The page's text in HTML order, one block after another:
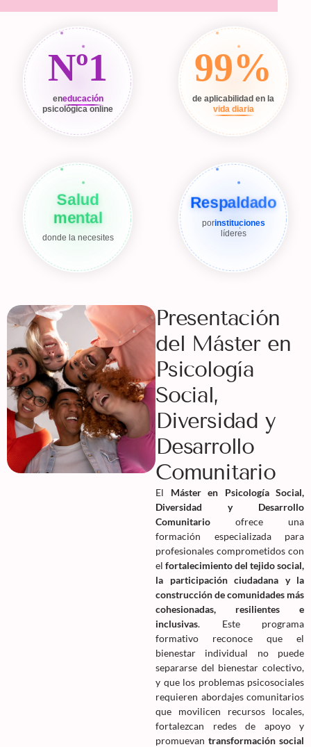
Nº1
eneducación
psicológica online
99%
de aplicabilidad en la
vida diaria
Salud
mental
donde la necesites
Respaldado
porinstituciones
líderes
Presentación
del Máster en
Psicología
Social,
Diversidad y
Desarrollo
Comunitario
El Máster en Psicología Social,
Diversidad y Desarrollo
Comunitario ofrece una
formación especializada para
profesionales comprometidos con
el fortalecimiento del tejido social,
la participación ciudadana y la
construcción de comunidades más
cohesionadas, resilientes e
inclusivas. Este programa
formativo reconoce que el
bienestar individual no puede
separarse del bienestar colectivo,
y que los problemas psicosociales
requieren abordajes comunitarios
que movilicen recursos locales,
fortalezcan redes de apoyo y
promuevan transformación social